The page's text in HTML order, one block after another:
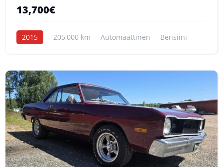
13,700€
2015 205,000 km Automaattinen Bensiini